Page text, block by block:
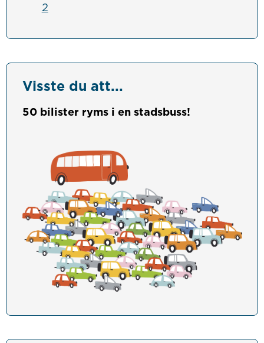
2
Visste du att...
50 bilister ryms i en stadsbuss!